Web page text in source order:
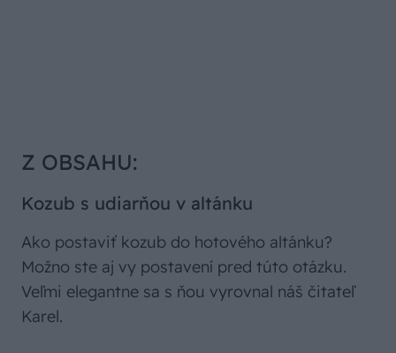
Z OBSAHU:
Kozub s udiarňou v altánku
Ako postaviť kozub do hotového altánku?
Možno ste aj vy postavení pred túto otázku.
Veľmi elegantne sa s ňou vyrovnal náš čitateľ
Karel.